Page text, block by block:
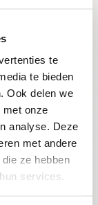
te
te bieden
Ook delen we
met onze
analyse. Deze
met andere
ze hebben
services.
en